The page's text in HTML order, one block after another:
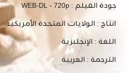
جودة الفيلم : WEB-DL - 720p
انتاج : الولايات المتحدة الأمريكية
اللغة : الإنجليزية
الترجمة : العربية